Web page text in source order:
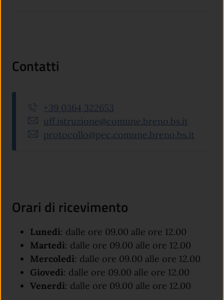
Contatti
+39 0364 322653
uff.istruzione@comune.breno.bs.it
protocollo@pec.comune.breno.bs.it
Orari di ricevimento
Lunedì: dalle ore 09.00 alle ore 12.00
Martedì: dalle ore 09.00 alle ore 12.00
Mercoledì: dalle ore 09.00 alle ore 12.00
Giovedì: dalle ore 09.00 alle ore 12.00
Venerdì: dalle ore 09.00 alle ore 12.00